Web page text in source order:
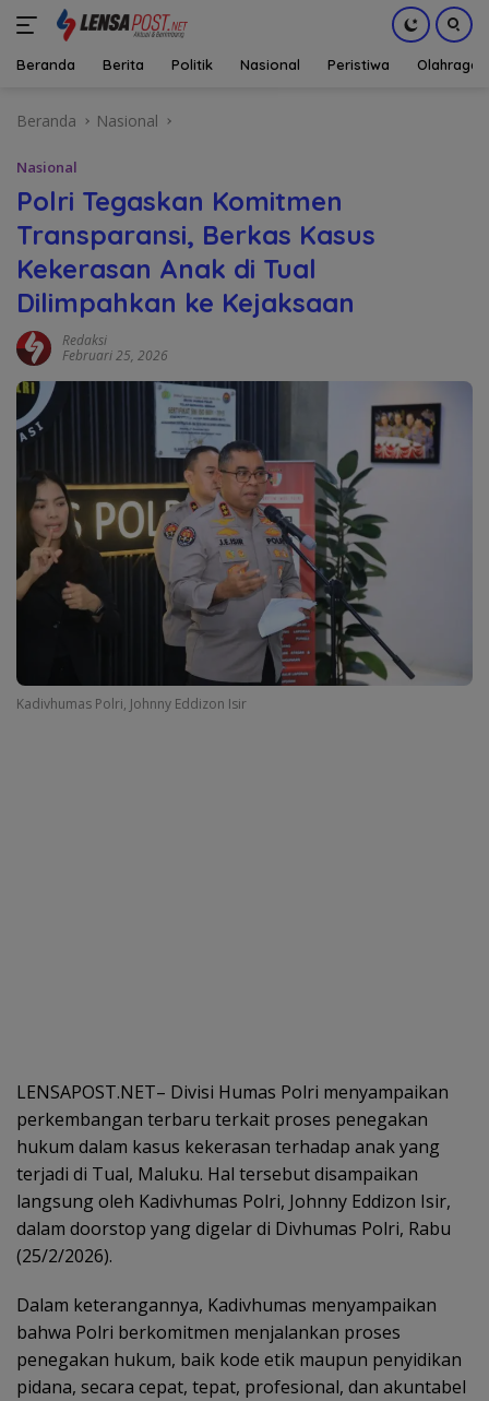
Beranda Berita Politik Nasional Peristiwa Olahraga
Beranda Nasional
Nasional
Polri Tegaskan Komitmen
Transparansi, Berkas Kasus
Kekerasan Anak di Tual
Dilimpahkan ke Kejaksaan
Redaksi
Februari 25, 2026
Kadivhumas Polri, Johnny Eddizon Isir
LENSAPOST.NET– Divisi Humas Polri menyampaikan
perkembangan terbaru terkait proses penegakan
hukum dalam kasus kekerasan terhadap anak yang
terjadi di Tual, Maluku. Hal tersebut disampaikan
langsung oleh Kadivhumas Polri, Johnny Eddizon Isir,
dalam doorstop yang digelar di Divhumas Polri, Rabu
(25/2/2026).
Dalam keterangannya, Kadivhumas menyampaikan
bahwa Polri berkomitmen menjalankan proses
penegakan hukum, baik kode etik maupun penyidikan
pidana, secara cepat, tepat, profesional, dan akuntabel